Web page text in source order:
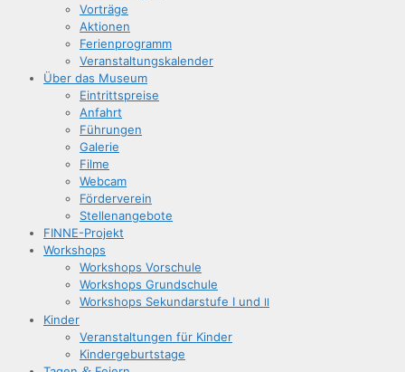
Vor­trä­ge
Aktio­nen
Feri­en­pro­gramm
Ver­an­stal­tungs­ka­len­der
Über das Museum
Ein­tritts­prei­se
Anfahrt
Füh­run­gen
Gale­rie
Fil­me
Web­cam
För­der­ver­ein
Stel­len­an­ge­bo­te
FIN­­NE-Pro­­jekt
Work­shops
Work­shops Vorschule
Work­shops Grundschule
Work­shops Sekun­dar­stu­fe I und II
Kin­der
Ver­an­stal­tun­gen für Kinder
Kin­der­ge­burts­ta­ge